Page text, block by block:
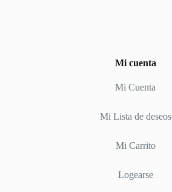
Mi cuenta
Mi Cuenta
Mi Lista de deseos
Mi Carrito
Logearse